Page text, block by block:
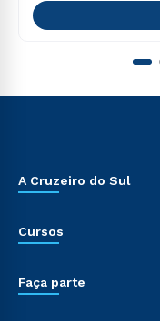
A Cruzeiro do Sul
Cursos
Faça parte